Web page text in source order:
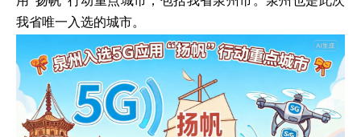
我省唯一入选的城市。